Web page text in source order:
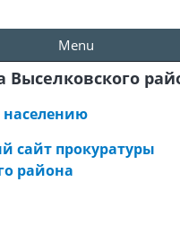
Menu
Выселковского
сайт прокуратуры
района